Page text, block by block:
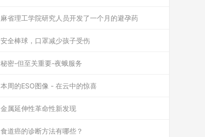
麻省理工学院研究人员开发了一个月的避孕药
安全棒球，口罩减少孩子受伤
秘密-但至关重要-夜蛾服务
本周的ESO图像 - 在云中的惊喜
金属延伸性革命性新发现
食道癌的诊断方法有哪些？